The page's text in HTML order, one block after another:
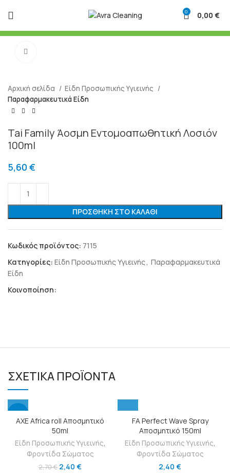
0 0,00 €
Αρχική σελίδα
Είδη Προσωπικής Υγιεινής
Παραφαρμακευτικά Είδη
Tai Family Άοσμη Εντομοαπωθητική Λοσιόν
100ml
5,60 €
ΠΡΟΣΘΉΚΗ ΣΤΟ ΚΑΛΆΘΙ
Κωδικός προϊόντος: 7115
Κατηγορίες: Είδη Προσωπικής Υγιεινής, Παραφαρμακευτικά
Είδη
Κοινοποίηση:
ΣΧΕΤΙΚΆ ΠΡΟΪΌΝΤΑ
-11%
AXE Africa roll Αποσμητικό
50ml
Είδη Προσωπικής Υγιεινής,
Φροντίδα Σώματος
2,70€ 2,40 €
FΑ Perfect Wave Sprαy
Αποσμητικό 150ml
Είδη Προσωπικής Υγιεινής,
Φροντίδα Σώματος
2,40 €